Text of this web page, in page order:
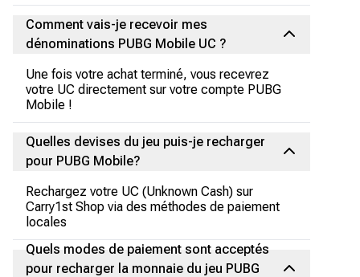
Comment vais-je recevoir mes
dénominations PUBG Mobile UC ?
Une fois votre achat terminé, vous recevrez
votre UC directement sur votre compte PUBG
Mobile !
Quelles devises du jeu puis-je recharger
pour PUBG Mobile?
Rechargez votre UC (Unknown Cash) sur
Carry1st Shop via des méthodes de paiement
locales
Quels modes de paiement sont acceptés
pour recharger la monnaie du jeu PUBG